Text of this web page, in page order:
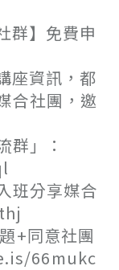
群】免費申
資訊，都
合社團，邀
」：
分享媒合
+同意社團
66mukc